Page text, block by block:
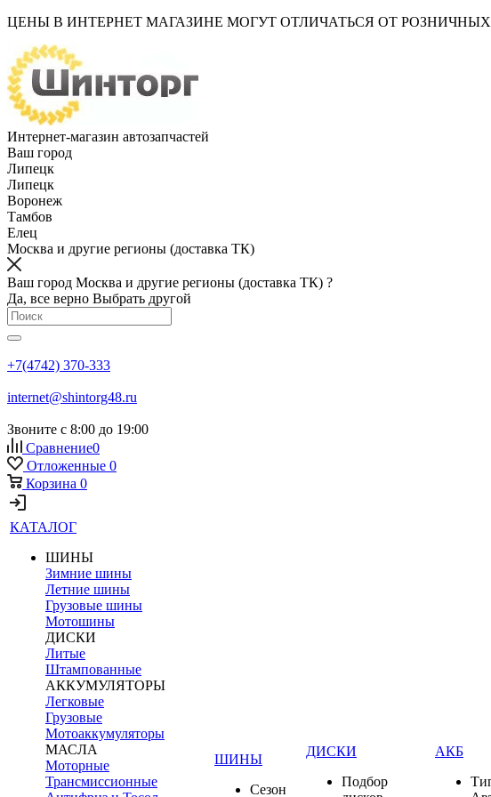
ЦЕНЫ В ИНТЕРНЕТ МАГАЗИНЕ МОГУТ ОТЛИЧАТЬСЯ ОТ
Интернет-магазин автозапчастей
Ваш город
Липецк
Липецк
Воронеж
Тамбов
Елец
Москва и другие регионы (доставка ТК)
Ваш город Москва и другие регионы (доставка ТК) ?
Да, все верно Выбрать другой
+7(4742) 370-333
internet@shintorg48.ru
Звоните с 8:00 до 19:00
Сравнение0
Отложенные 0
Корзина 0
КАТАЛОГ
ШИНЫ
Зимние шины
Летние шины
Грузовые шины
Мотошины
ДИСКИ
Литые
Штампованные
АККУМУЛЯТОРЫ
Легковые
Грузовые
Мотоаккумуляторы
МАСЛА
Моторные
Трансмиссионные
ШИНЫ
Сезон
ДИСКИ
Подбор
АКБ